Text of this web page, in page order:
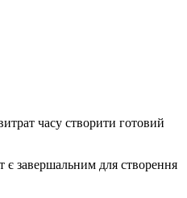
часу створити готовий
є завершальним для створення